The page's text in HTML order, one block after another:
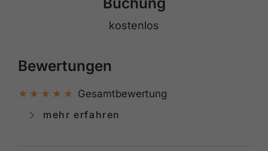
kostenlos
Bewertungen
Gesamtbewertung
mehr erfahren